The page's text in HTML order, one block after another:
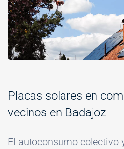
Placas solares en
vecinos en Badajoz
El autoconsumo colectivo